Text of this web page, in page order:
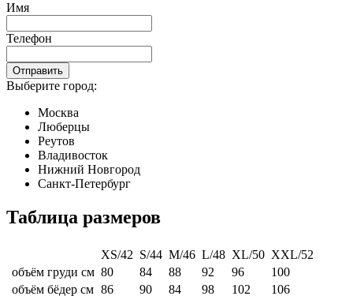
Имя
Телефон
Отправить
Выберите город:
Москва
Люберцы
Реутов
Владивосток
Нижний Новгород
Санкт-Петербург
Таблица размеров
XS/42 S/44 M/46 L/48 XL/50 XXL/52
объём груди см 80 84 88 92 96
100
объём бёдер см 86 90 84 98 102 106